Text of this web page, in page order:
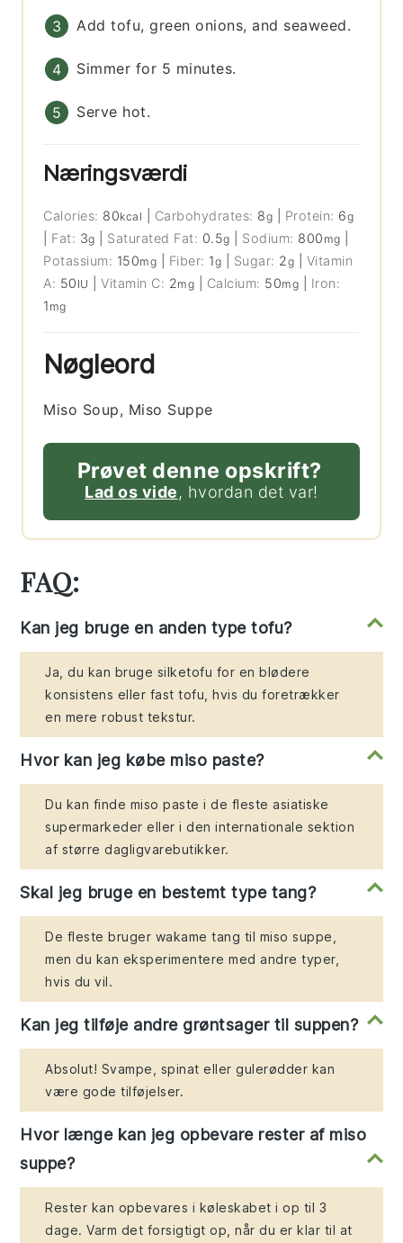
Add tofu, green onions, and seaweed.
Simmer for 5 minutes.
Serve hot.
Næringsværdi
Calories: 80kcal Carbohydrates: 8g Protein: 6g
Fat: 3g Saturated Fat: 0.5g Sodium: 800 mg
Potassium: 150mg Fiber: 1g Sugar: 2g
Vitamin
A: 50 IU |Vitamin C: 2mg Calcium: 50mg
Iron:
1 mg
Nøgleord
Miso Soup, Miso Suppe
Prøvet denne opskrift?
Lad os vide, hvordan det var!
FAQ:
Kan jeg bruge en anden type tofu?
Ja, du kan bruge silketofu for en blødere
konsistens eller fast tofu, hvis du foretrækker
en mere robust tekstur.
Hvor kan jeg købe miso paste?
Du kan finde miso paste i de fleste asiatiske
supermarkeder eller i den internationale sektion
af større dagligvarebutikker.
Skal jeg bruge en bestemt type tang?
De fleste bruger wakame tang til miso suppe,
men du kan eksperimentere med andre typer,
hvis du vil.
Kan jeg tilføje andre grøntsager til suppen?
Absolut! Svampe, spinat eller gulerødder kan
være gode tilføjelser.
Hvor længe kan jeg opbevare rester af miso
suppe?
Rester kan opbevares i køleskabet i op til 3
dage. Varm det forsigtigt op, når du er klar til at